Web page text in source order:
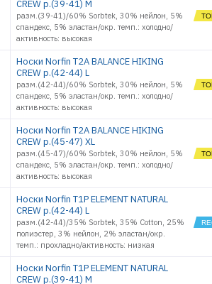
CREW р.(39-41) M
разм.(39-41)/60% Sorbtek, 30% нейлон, 5%
спандекс, 5% эластан/окр. темп.: холодно/
активность: высокая
Носки Norfin T2A BALANCE HIKING
CREW р.(42-44) L
разм.(42-44)/60% Sorbtek, 30% нейлон, 5%
спандекс, 5% эластан/окр. темп.: холодно/
активность: высокая
Носки Norfin T2A BALANCE HIKING
CREW р.(45-47) XL
разм.(45-47)/60% Sorbtek, 30% нейлон, 5%
спандекс, 5% эластан/окр. темп.: холодно/
активность: высокая
Носки Norfin T1P ELEMENT NATURAL
CREW р.(42-44) L
разм.(42-44)/35% Sorbtek, 35% Cotton, 25%
полиэстер, 3% нейлон, 2% эластан/окр.
темп.: прохладно/активность: низкая
Носки Norfin T1P ELEMENT NATURAL
CREW р.(39-41) M